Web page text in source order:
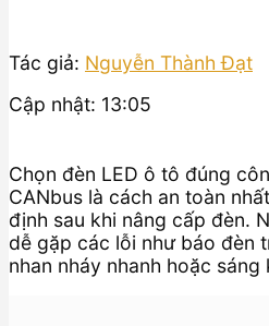
Tác giả: Nguyễn Thành Đạt
Cập nhật: 13:05
Chọn đèn LED ô tô đúng
CANbus là cách an toàn
định sau khi nâng cấp đèn.
dễ gặp các lỗi như báo đèn
nhan nháy nhanh hoặc sáng